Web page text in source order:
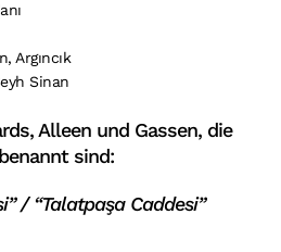
Argıncık
Sinan
Alleen und Gassen, die
sind:
/ “Talatpaşa Caddesi”